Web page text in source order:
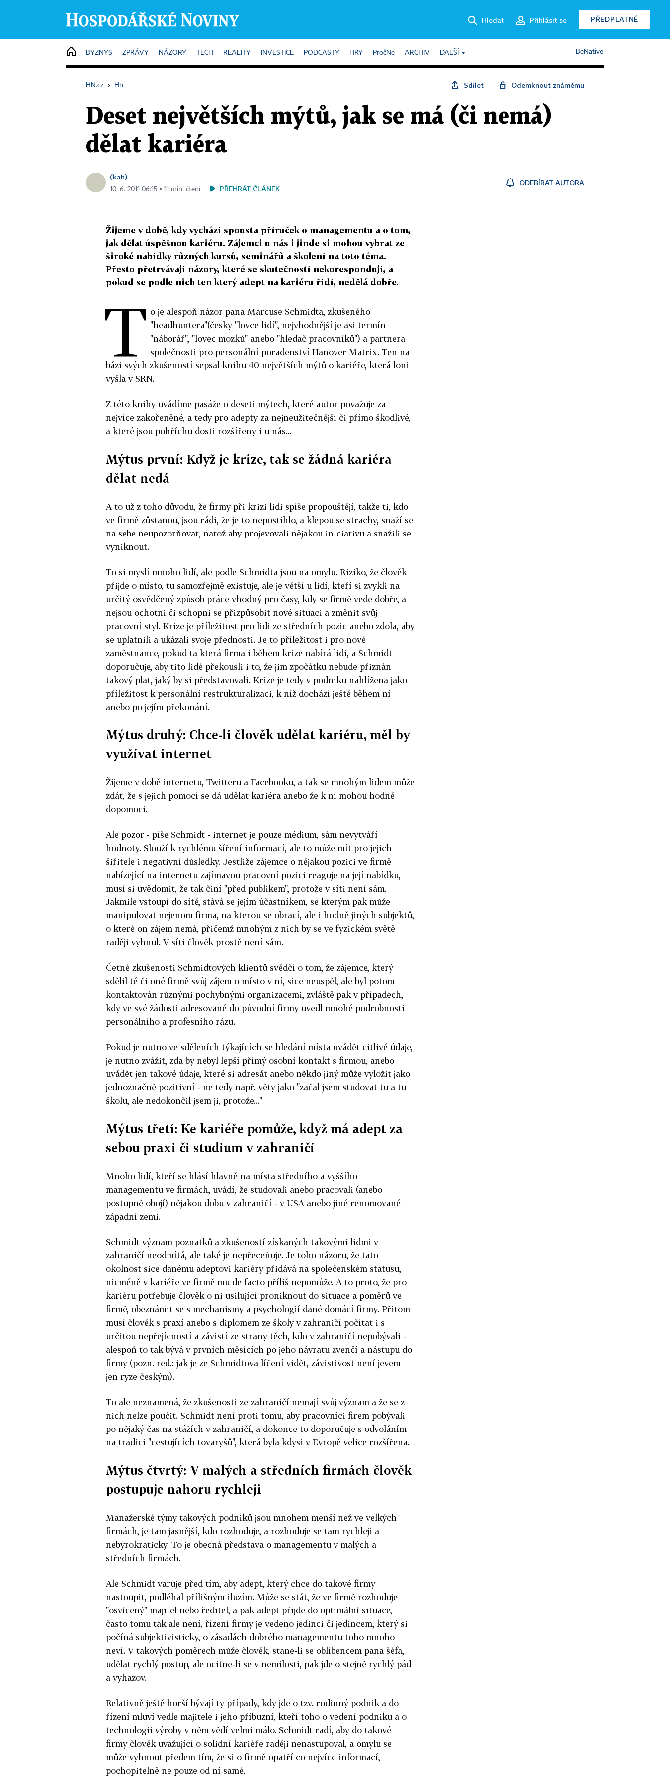
Hledat Přihlásit se PŘEDPLATNÉ
HOME
BYZNYS ZPRÁVY NÁZORY TECH REALITY INVESTICE PODCASTY HRY PročNe ARCHIV DALŠÍ BeNative
HN.cz › Hn Sdílet Odemknout známému
Deset největších mýtů, jak se má (či nemá)
dělat kariéra
(kah)
10. 6. 2011 06:15 ▪ 11 min. čtení PŘEHRÁT ČLÁNEK
ODEBÍRAT AUTORA
Žijeme v době, kdy vychází spousta příruček o managementu a o tom,
jak dělat úspěšnou kariéru. Zájemci u nás i jinde si mohou vybrat ze
široké nabídky různých kursů, seminářů a školení na toto téma.
Přesto přetrvávají názory, které se skutečností nekorespondují, a
pokud se podle nich ten který adept na kariéru řídí, nedělá dobře.
T o je alespoň názor pana Marcuse Schmidta, zkušeného
"headhuntera"(česky "lovce lidí", nejvhodnější je asi termín
"náborář", "lovec mozků" anebo "hledač pracovníků") a partnera
společnosti pro personální poradenství Hanover Matrix. Ten na
bázi svých zkušeností sepsal knihu 40 největších mýtů o kariéře, která loni
vyšla v SRN.
Z této knihy uvádíme pasáže o deseti mýtech, které autor považuje za
nejvíce zakořeněné, a tedy pro adepty za nejneužitečnější či přímo škodlivé,
a které jsou pohříchu dosti rozšířeny i u nás...
Mýtus první: Když je krize, tak se žádná kariéra
dělat nedá
A to už z toho důvodu, že firmy při krizi lidi spíše propouštějí, takže ti, kdo
ve firmě zůstanou, jsou rádi, že je to nepostihlo, a klepou se strachy, snaží se
na sebe neupozorňovat, natož aby projevovali nějakou iniciativu a snažili se
vyniknout.
To si myslí mnoho lidí, ale podle Schmidta jsou na omylu. Riziko, že člověk
přijde o místo, tu samozřejmě existuje, ale je větší u lidí, kteří si zvykli na
určitý osvědčený způsob práce vhodný pro časy, kdy se firmě vede dobře, a
nejsou ochotni či schopni se přizpůsobit nové situaci a změnit svůj
pracovní styl. Krize je příležitost pro lidi ze středních pozic anebo zdola, aby
se uplatnili a ukázali svoje přednosti. Je to příležitost i pro nové
zaměstnance, pokud ta která firma i během krize nabírá lidi, a Schmidt
doporučuje, aby tito lidé překousli i to, že jim zpočátku nebude přiznán
takový plat, jaký by si představovali. Krize je tedy v podniku nahlížena jako
příležitost k personální restrukturalizaci, k níž dochází ještě během ní
anebo po jejím překonání.
Mýtus druhý: Chce-li člověk udělat kariéru, měl by
využívat internet
Žijeme v době internetu, Twitteru a Facebooku, a tak se mnohým lidem může
zdát, že s jejich pomocí se dá udělat kariéra anebo že k ní mohou hodně
dopomoci.
Ale pozor - píše Schmidt - internet je pouze médium, sám nevytváří
hodnoty. Slouží k rychlému šíření informací, ale to může mít pro jejich
šiřitele i negativní důsledky. Jestliže zájemce o nějakou pozici ve firmě
nabízející na internetu zajímavou pracovní pozici reaguje na její nabídku,
musí si uvědomit, že tak činí "před publikem", protože v síti není sám.
Jakmile vstoupí do sítě, stává se jejím účastníkem, se kterým pak může
manipulovat nejenom firma, na kterou se obrací, ale i hodně jiných subjektů,
o které on zájem nemá, přičemž mnohým z nich by se ve fyzickém světě
raději vyhnul. V síti člověk prostě není sám.
Četné zkušenosti Schmidtových klientů svědčí o tom, že zájemce, který
sdělil té či oné firmě svůj zájem o místo v ní, sice neuspěl, ale byl potom
kontaktován různými pochybnými organizacemi, zvláště pak v případech,
kdy ve své žádosti adresované do původní firmy uvedl mnohé podrobnosti
personálního a profesního rázu.
Pokud je nutno ve sděleních týkajících se hledání místa uvádět citlivé údaje,
je nutno zvážit, zda by nebyl lepší přímý osobní kontakt s firmou, anebo
uvádět jen takové údaje, které si adresát anebo někdo jiný může vyložit jako
jednoznačně pozitivní - ne tedy např. věty jako "začal jsem studovat tu a tu
školu, ale nedokončil jsem ji, protože..."
Mýtus třetí: Ke kariéře pomůže, když má adept za
sebou praxi či studium v zahraničí
Mnoho lidí, kteří se hlásí hlavně na místa středního a vyššího
managementu ve firmách, uvádí, že studovali anebo pracovali (anebo
postupně obojí) nějakou dobu v zahraničí - v USA anebo jiné renomované
západní zemi.
Schmidt význam poznatků a zkušeností získaných takovými lidmi v
zahraničí neodmítá, ale také je nepřeceňuje. Je toho názoru, že tato
okolnost sice danému adeptovi kariéry přidává na společenském statusu,
nicméně v kariéře ve firmě mu de facto příliš nepomůže. A to proto, že pro
kariéru potřebuje člověk o ni usilující proniknout do situace a poměrů ve
firmě, obeznámit se s mechanismy a psychologií dané domácí firmy. Přitom
musí člověk s praxí anebo s diplomem ze školy v zahraničí počítat i s
určitou nepřejícností a závistí ze strany těch, kdo v zahraničí nepobývali -
alespoň to tak bývá v prvních měsících po jeho návratu zvenčí a nástupu do
firmy (pozn. red.: jak je ze Schmidtova líčení vidět, závistivost není jevem
jen ryze českým).
To ale neznamená, že zkušenosti ze zahraničí nemají svůj význam a že se z
nich nelze poučit. Schmidt není proti tomu, aby pracovníci firem pobývali
po nějaký čas na stážích v zahraničí, a dokonce to doporučuje s odvoláním
na tradici "cestujících tovaryšů", která byla kdysi v Evropě velice rozšířena.
Mýtus čtvrtý: V malých a středních firmách člověk
postupuje nahoru rychleji
Manažerské týmy takových podniků jsou mnohem menší než ve velkých
firmách, je tam jasnější, kdo rozhoduje, a rozhoduje se tam rychleji a
nebyrokraticky. To je obecná představa o managementu v malých a
středních firmách.
Ale Schmidt varuje před tím, aby adept, který chce do takové firmy
nastoupit, podléhal přílišným iluzím. Může se stát, že ve firmě rozhoduje
"osvícený" majitel nebo ředitel, a pak adept přijde do optimální situace,
často tomu tak ale není, řízení firmy je vedeno jedinci či jedincem, který si
počíná subjektivisticky, o zásadách dobrého managementu toho mnoho
neví. V takových poměrech může člověk, stane-li se oblíbencem pana šéfa,
udělat rychlý postup, ale ocitne-li se v nemilosti, pak jde o stejně rychlý pád
a vyhazov.
Relativně ještě horší bývají ty případy, kdy jde o tzv. rodinný podnik a do
řízení mluví vedle majitele i jeho příbuzní, kteří toho o vedení podniku a o
technologii výroby v něm vědí velmi málo. Schmidt radí, aby do takové
firmy člověk uvažující o solidní kariéře raději nenastupoval, a omylu se
může vyhnout předem tím, že si o firmě opatří co nejvíce informací,
pochopitelně ne pouze od ní samé.